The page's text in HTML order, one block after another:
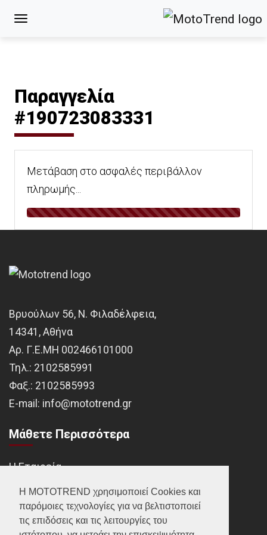
Η MOTOTREND χρησιμοποιεί Cookies και
παρόμοιες τεχνολογίες για να βελτιστοποιεί
τις επιδόσεις και τις λειτουργίες του
Παραγγελία
#190723083331
Μετάβαση στο ασφαλές περιβάλλον
πληρωμής...
Βρυούλων 56, Ν. Φιλαδέλφεια,
14341, Αθήνα
Αρ. Γ.Ε.ΜΗ 002466101000
Τηλ.: 2102585991
Φαξ.: 2102585993
Ε-mail: info@mototrend.gr
Μάθετε Περισσότερα
Η Εταιρεία
Brands
Νέα
Οικονομικά στοιχεία